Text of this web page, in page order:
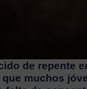
de repente
muchos